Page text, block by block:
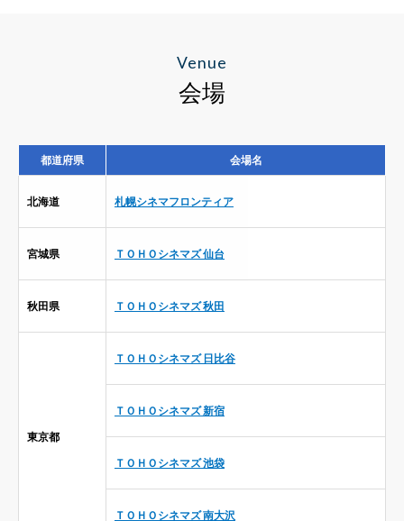
Venue
会場
都道府県 会場名
北海道 札幌シネマフロンティア
宮城県 ＴＯＨＯシネマズ 仙台
秋田県 ＴＯＨＯシネマズ 秋田
東京都
ＴＯＨＯシネマズ 日比谷
ＴＯＨＯシネマズ 新宿
ＴＯＨＯシネマズ 池袋
ＴＯＨＯシネマズ 南大沢